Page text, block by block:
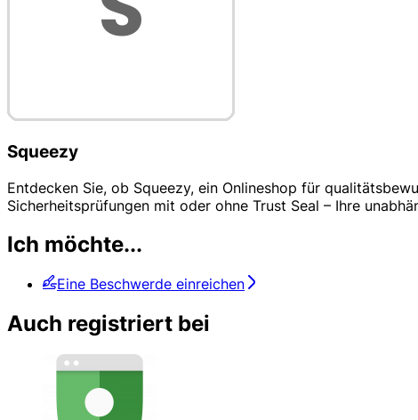
Squeezy
Entdecken Sie, ob Squeezy, ein Onlineshop für
Sicherheitsprüfungen mit oder ohne Trust Seal – Ihre
Ich möchte...
Eine Beschwerde einreichen
Auch registriert bei